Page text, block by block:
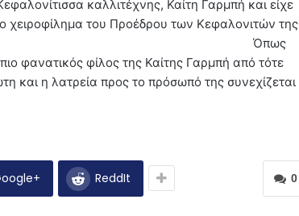
καλλιτέχνης, Καίτη Γαρμπή και είχε
χειροφίλημα του Προέδρου των Κεφαλονιτών της
Διακρούση. Όπως
φανατικός φίλος της Καίτης Γαρμπή από τότε
και η λατρεία προς το πρόσωπό της συνεχίζεται
0
ReddIt